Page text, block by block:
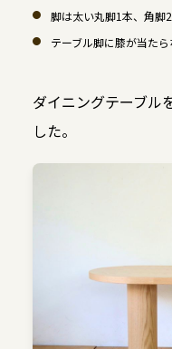
脚は太い丸脚1本、角脚
テーブル脚に膝が当た
ダイニングテーブル
した。